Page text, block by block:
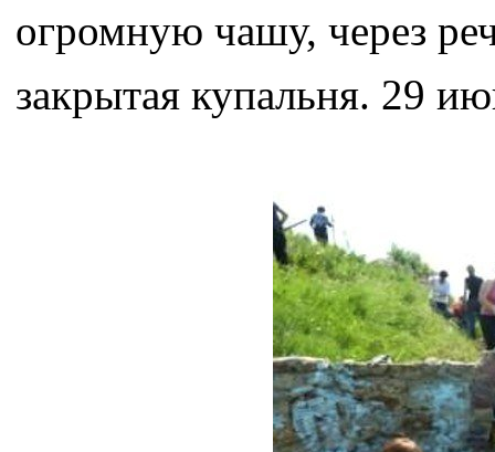
огромную чашу, через
закрытая купальня. 29